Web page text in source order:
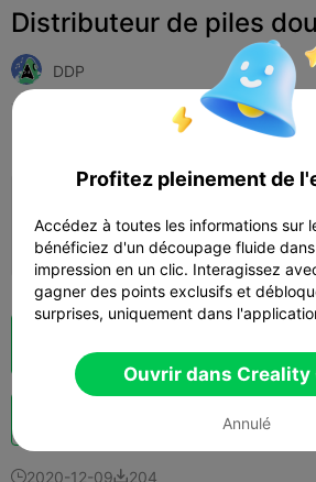
Distributeur de piles
DDP
Add Articles ménagers
Gagner plus de points
143
2020-12-09204
Profitez pleinement de
Accédez à toutes les informations sur
bénéficiez d'un découpage fluide
impression en un clic. Interagissez
gagner des points exclusifs et
surprises, uniquement dans
Ouvrir dans Creality
Annulé